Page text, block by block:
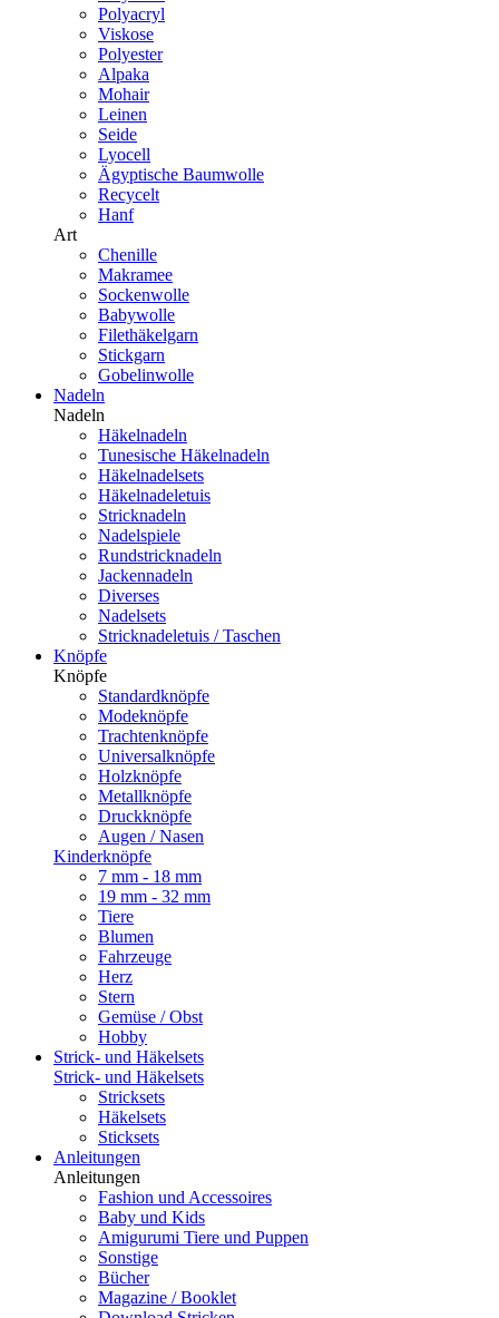
Polyacryl
Viskose
Polyester
Alpaka
Mohair
Leinen
Seide
Lyocell
Ägyptische Baumwolle
Recycelt
Hanf
Art
Chenille
Makramee
Sockenwolle
Babywolle
Filethäkelgarn
Stickgarn
Gobelinwolle
Nadeln
Nadeln
Häkelnadeln
Tunesische Häkelnadeln
Häkelnadelsets
Häkelnadeletuis
Stricknadeln
Nadelspiele
Rundstricknadeln
Jackennadeln
Diverses
Nadelsets
Stricknadeletuis / Taschen
Knöpfe
Knöpfe
Standardknöpfe
Modeknöpfe
Trachtenknöpfe
Universalknöpfe
Holzknöpfe
Metallknöpfe
Druckknöpfe
Augen / Nasen
Kinderknöpfe
7 mm - 18 mm
19 mm - 32 mm
Tiere
Blumen
Fahrzeuge
Herz
Stern
Gemüse / Obst
Hobby
Strick- und Häkelsets
Strick- und Häkelsets
Stricksets
Häkelsets
Sticksets
Anleitungen
Anleitungen
Fashion und Accessoires
Baby und Kids
Amigurumi Tiere und Puppen
Sonstige
Bücher
Magazine / Booklet